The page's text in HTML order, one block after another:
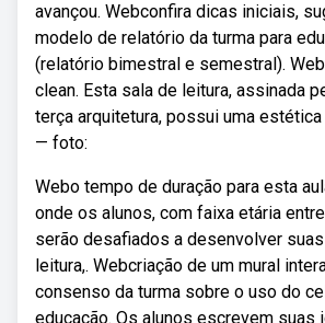
avançou. Webconfira dicas iniciais,
modelo de relatório da turma para
(relatório bimestral e semestral).
clean. Esta sala de leitura, assinada
terça arquitetura, possui uma
— foto:
Webo tempo de duração para esta
onde os alunos, com faixa etária
serão desafiados a desenvolver
leitura,. Webcriação de um mural
consenso da turma sobre o uso do
educação. Os alunos escrevem suas